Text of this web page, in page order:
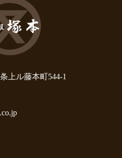
上ル藤本町544-1